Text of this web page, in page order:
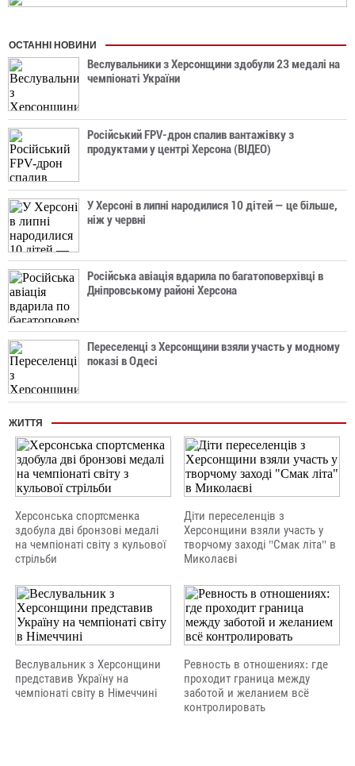
ОСТАННІ НОВИНИ
Веслувальники з Херсонщини здобули 23 медалі на
чемпіонаті України
Російський FPV-дрон спалив вантажівку з
продуктами у центрі Херсона (ВІДЕО)
У Херсоні в липні народилися 10 дітей — це більше,
ніж у червні
Російська авіація вдарила по багатоповерхівці в
Дніпровському районі Херсона
Переселенці з Херсонщини взяли участь у модному
показі в Одесі
ЖИТТЯ
Херсонська спортсменка
здобула дві бронзові медалі
на чемпіонаті світу з кульової
стрільби
Діти переселенців з
Херсонщини взяли участь у
творчому заході "Смак літа" в
Миколаєві
Веслувальник з Херсонщини
представив Україну на
чемпіонаті світу в Німеччині
Ревность в отношениях: где
проходит граница между
заботой и желанием всё
контролировать